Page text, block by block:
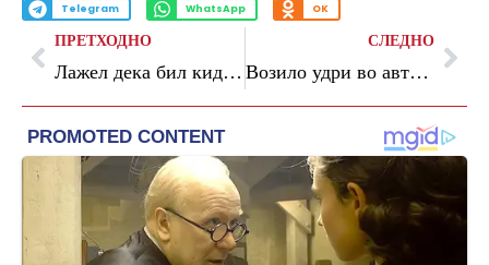
Telegram WhatsApp OK
ПРЕТХОДНО
Лажел дека бил киднапиран и ограбен: кривична за тетовец
СЛЕДНО
Возило удри во автобус, тешко повредена патничка